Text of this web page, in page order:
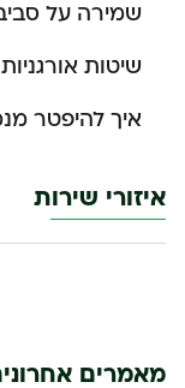
שמירה על
שיטות
איך להיפטר
איזורי שירות
מאמרים